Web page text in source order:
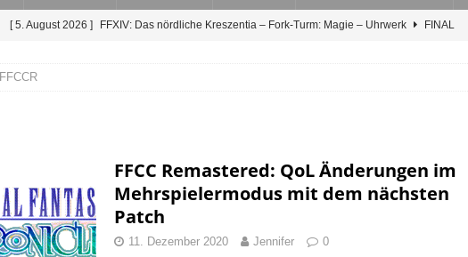
[ 5. August 2026 ] FFXIV: Das nördliche Kreszentia – Fork-Turm: Magie – Uhrwerk FINAL
[ 5. August 2026 ] FFXIV: Das nördliche Kreszentia – Fork-Turm: Magie – Boss 2: Schwerttänzer
(Normal) FINAL FANTASY
FFCCR
FFCC Remastered: QoL Änderungen im
Mehrspielermodus mit dem nächsten
Patch
11. Dezember 2020 Jennifer 0